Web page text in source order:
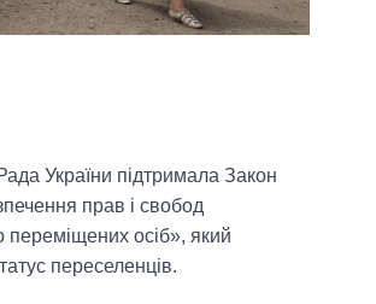
України підтримала Закон
прав і свобод
переміщених осіб», який
переселенців.